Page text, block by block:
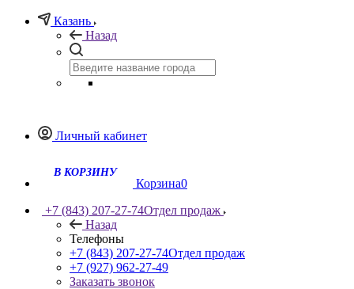
Казань
Назад
Личный кабинет
В КОРЗИНУ
Корзина0
+7 (843) 207-27-74Отдел продаж
Назад
Телефоны
+7 (843) 207-27-74Отдел продаж
+7 (927) 962-27-49
Заказать звонок